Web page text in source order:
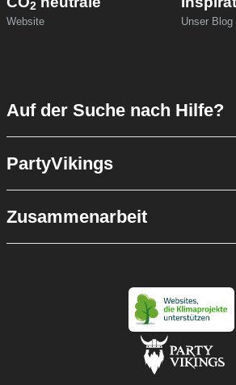
2
Website Unser Blog
Auf der Suche nach Hilfe?
PartyVikings
Zusammenarbeit